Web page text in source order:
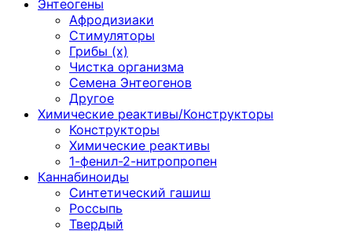
Энтеогены
Афродизиаки
Стимуляторы
Грибы (х)
Чистка организма
Семена Энтеогенов
Другое
Химические реактивы/Конструкторы
Конструкторы
Химические реактивы
1-фенил-2-нитропропен
Каннабиноиды
Синтетический гашиш
Россыпь
Твердый